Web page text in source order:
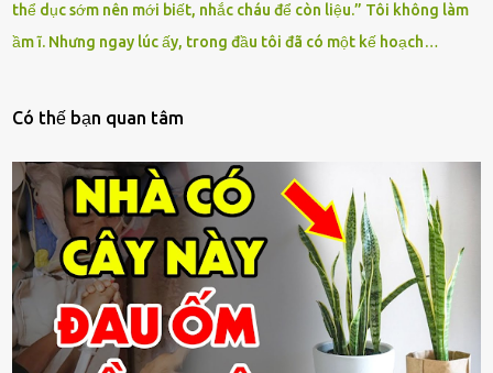
thể dục sớm nên mới biết, nhắc cháu để còn liệu.” Tôi không làm
ầm ĩ. Nhưng ngay lúc ấy, trong đầu tôi đã có một kế hoạch…
Có thế bạn quan tâm